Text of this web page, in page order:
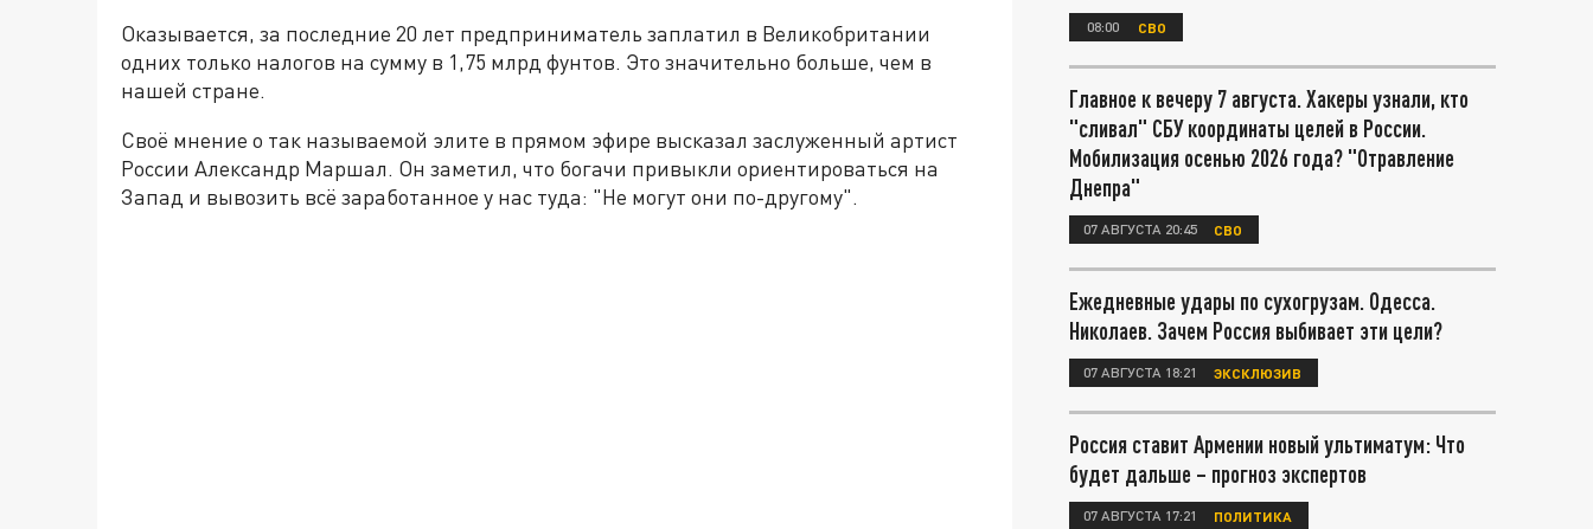
Оказывается, за последние 20 лет предприниматель заплатил в Великобритании
одних только налогов на сумму в 1,75 млрд фунтов. Это значительно больше, чем в
нашей стране.
Своё мнение о так называемой элите в прямом эфире высказал заслуженный артист
России Александр Маршал. Он заметил, что богачи привыкли ориентироваться на
Запад и вывозить всё заработанное у нас туда: "Не могут они по-другому".
08:00 СВО
Главное к вечеру 7 августа. Хакеры узнали, кто
"сливал" СБУ координаты целей в России.
Мобилизация осенью 2026 года? "Отравление
Днепра"
07 АВГУСТА 20:45 СВО
Ежедневные удары по сухогрузам. Одесса.
Николаев. Зачем Россия выбивает эти цели?
07 АВГУСТА 18:21 ЭКСКЛЮЗИВ
Россия ставит Армении новый ультиматум: Что
будет дальше – прогноз экспертов
07 АВГУСТА 17:21 ПОЛИТИКА